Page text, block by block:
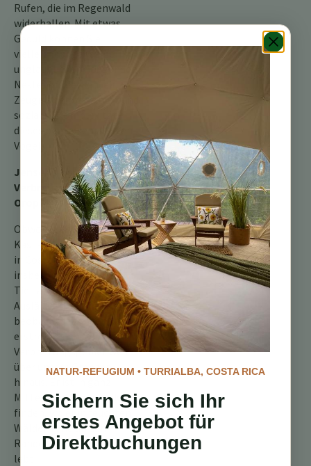
Rufen, die im Regenwald
widerhallen. Mit etwas
Geduld können Sie
vielleicht sogar seine
unglaublichen hängenden
Nester entdecken, ein
Zeugnis der Genialität und
sozialen Komplexität
dieses bemerkenswerten
Vogels.
Jenseits der Berge: das
Verbreitungsgebiet des
Oropendola
Obwohl der
Kastanienkopforopendola
in Costa Rica,
insbesondere in den
Tieflandgebieten und den
Ausläufern der Karibik,
beobachtet werden kann,
erstreckt sich sein
Verbreitungsgebiet weit
über unsere Grenzen
hinaus. Er ist in ganz
Mittel- und Südamerika zu
finden, wo er in feuchten
Wäldern und an den
Rändern alter Plantagen
lebt.
NATUR-REFUGIUM • TURRIALBA, COSTA RICA
Sichern Sie sich Ihr
erstes Angebot für
Direktbuchungen